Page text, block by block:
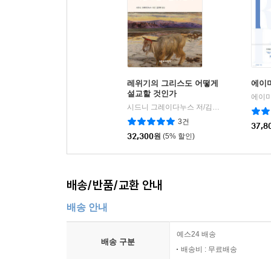
레위기의 그리스도 어떻게
설교할 것인가
시드니 그레이다누스 저/김귀탁 역
부흥과
3건
32,300원 (5% 할인)
에이
배송/반품/교환 안내
배송 안내
배송 구분
예스24 배송
배송비 : 무료배송